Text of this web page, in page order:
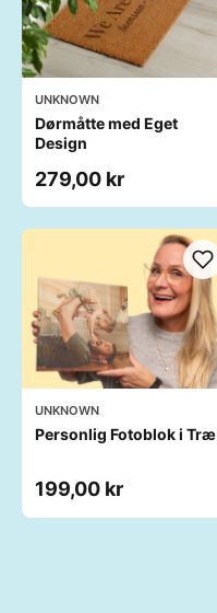
UNKNOWN
Dørmåtte med Eget
Design
279,00 kr
UNKNOWN
Personlig Fotoblok i Træ
199,00 kr